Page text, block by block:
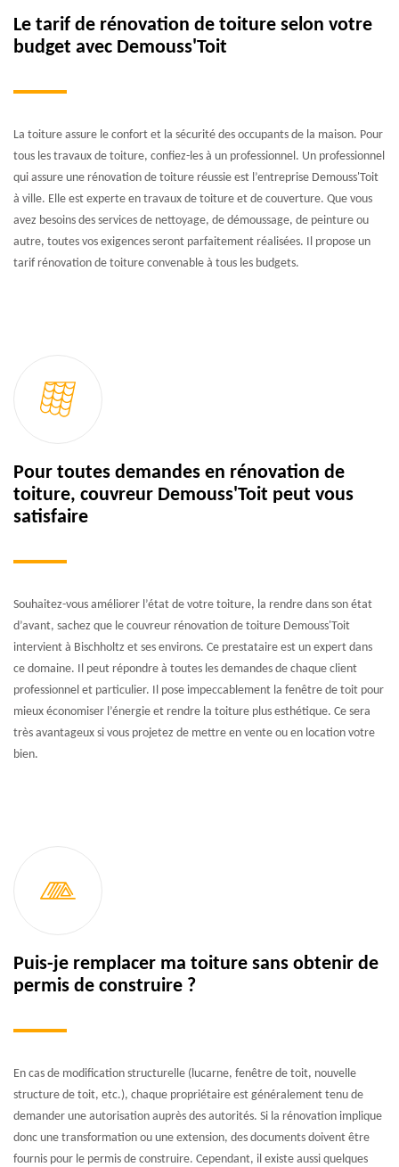
Le tarif de rénovation de toiture selon votre
budget avec Demouss'Toit
La toiture assure le confort et la sécurité des occupants de la maison. Pour
tous les travaux de toiture, confiez-les à un professionnel. Un professionnel
qui assure une rénovation de toiture réussie est l’entreprise Demouss'Toit
à ville. Elle est experte en travaux de toiture et de couverture. Que vous
avez besoins des services de nettoyage, de démoussage, de peinture ou
autre, toutes vos exigences seront parfaitement réalisées. Il propose un
tarif rénovation de toiture convenable à tous les budgets.
Pour toutes demandes en rénovation de
toiture, couvreur Demouss'Toit peut vous
satisfaire
Souhaitez-vous améliorer l’état de votre toiture, la rendre dans son état
d’avant, sachez que le couvreur rénovation de toiture Demouss'Toit
intervient à Bischholtz et ses environs. Ce prestataire est un expert dans
ce domaine. Il peut répondre à toutes les demandes de chaque client
professionnel et particulier. Il pose impeccablement la fenêtre de toit pour
mieux économiser l’énergie et rendre la toiture plus esthétique. Ce sera
très avantageux si vous projetez de mettre en vente ou en location votre
bien.
Puis-je remplacer ma toiture sans obtenir de
permis de construire ?
En cas de modification structurelle (lucarne, fenêtre de toit, nouvelle
structure de toit, etc.), chaque propriétaire est généralement tenu de
demander une autorisation auprès des autorités. Si la rénovation implique
donc une transformation ou une extension, des documents doivent être
fournis pour le permis de construire. Cependant, il existe aussi quelques